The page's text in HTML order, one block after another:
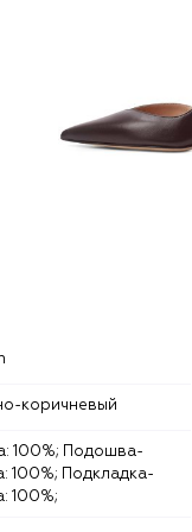
коричневый
100%; Подкладка-
100%;